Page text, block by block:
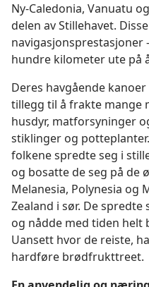
Ny-Caledonia, Vanuatu
delen av Stillehavet.
hundre kilometer ute på
Deres havgående
tillegg til å frakte mange
husdyr, matforsyninger
stiklinger og
folkene spredte seg i
og bosatte de seg på de
Melanesia, Polynesia og
Zealand i sør. De
og nådde med tiden helt
Uansett hvor de reiste,
hardføre brødfrukttreet.